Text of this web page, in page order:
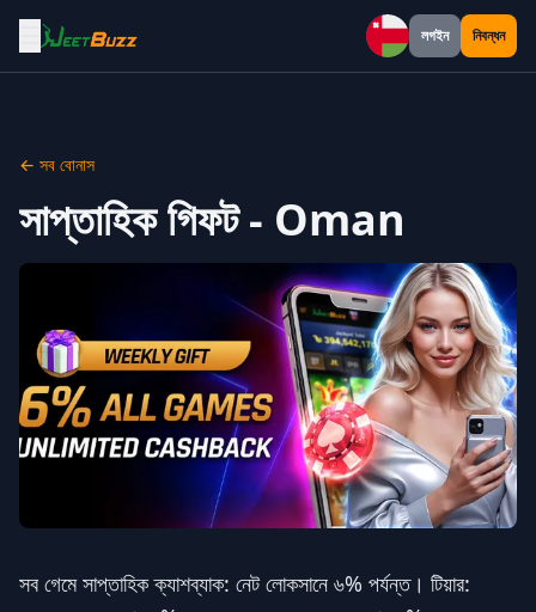
Oman
লগইন নিবন্ধন
← সব বোনাস
সাপ্তাহিক গিফট - Oman
সব গেমে সাপ্তাহিক ক্যাশব্যাক: নেট লোকসানে ৬% পর্যন্ত। টিয়ার: